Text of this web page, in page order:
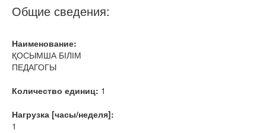
Общие сведения:
Наименование:
ҚОСЫМША БІЛІМ
ПЕДАГОГЫ
Количество единиц: 1
Нагрузка [часы/неделя]:
1